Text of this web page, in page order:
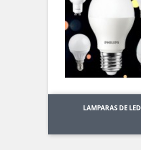
LAMPARAS DE LED